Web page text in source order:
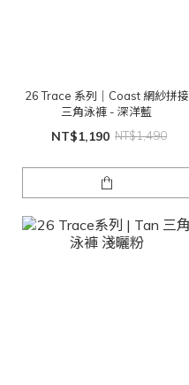
26 Trace 系列｜Coast 網紗拼接
三角泳褲 - 深洋藍
NT$1,190 NT$1,490